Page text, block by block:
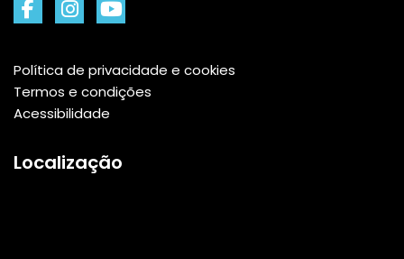
Política de privacidade e cookies
Termos e condições
Acessibilidade
Localização